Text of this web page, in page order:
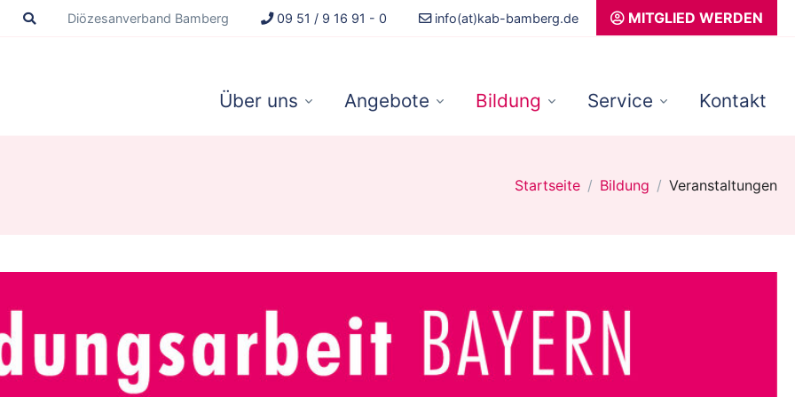
Diözesanverband Bamberg 09 51 / 9 16 91 - 0 info(at)kab-bamberg.de MITGLIED WERDEN
Über uns Angebote Bildung Service Kontakt
Startseite Bildung Veranstaltungen